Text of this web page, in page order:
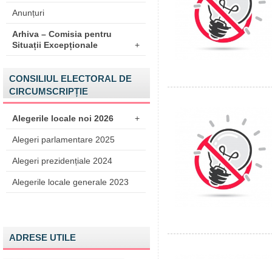
Anunțuri
Arhiva – Comisia pentru
Situații Excepționale
+
CONSILIUL ELECTORAL DE
CIRCUMSCRIPȚIE
Alegerile locale noi 2026 +
Alegeri parlamentare 2025
Alegeri prezidențiale 2024
Alegerile locale generale 2023
ADRESE UTILE